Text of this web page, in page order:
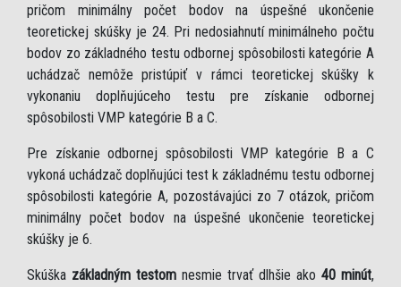
pričom minimálny počet bodov na úspešné ukončenie
teoretickej skúšky je 24. Pri nedosiahnutí minimálneho počtu
bodov zo základného testu odbornej spôsobilosti kategórie A
uchádzač nemôže pristúpiť v rámci teoretickej skúšky k
vykonaniu doplňujúceho testu pre získanie odbornej
spôsobilosti VMP kategórie B a C.
Pre získanie odbornej spôsobilosti VMP kategórie B a C
vykoná uchádzač doplňujúci test k základnému testu odbornej
spôsobilosti kategórie A, pozostávajúci zo 7 otázok, pričom
minimálny počet bodov na úspešné ukončenie teoretickej
skúšky je 6.
Skúška základným testom nesmie trvať dlhšie ako 40 minút,